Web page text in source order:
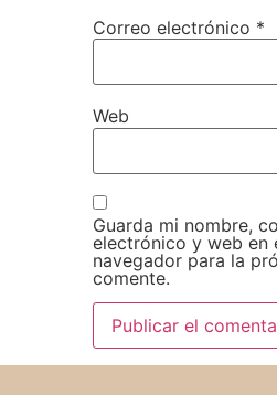
Correo electrónico *
Web
Guarda mi nombre,
electrónico y web en
navegador para la
comente.